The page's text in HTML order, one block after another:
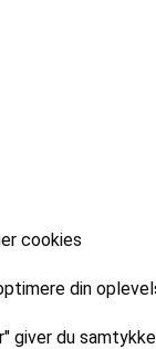
cookies
din
giver du